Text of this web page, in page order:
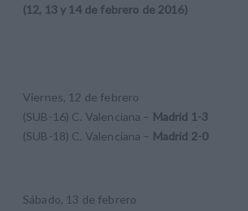
(12, 13 y 14 de febrero de 2016)
Viernes, 12 de febrero
(SUB-16) C. Valenciana – Madrid 1-3
(SUB-18) C. Valenciana – Madrid 2-0
Sábado, 13 de febrero